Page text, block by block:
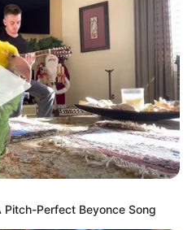
Perfect Beyonce Song